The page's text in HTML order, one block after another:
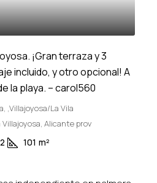
¡Gran terraza y 3
incluido, y otro opcional! A
la playa. – carol560
,Villajoyosa/La Vila
Alicante prov
2 101 m²